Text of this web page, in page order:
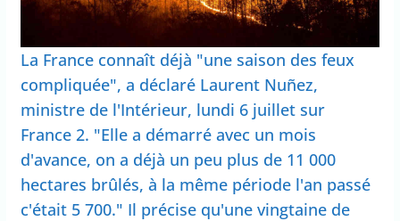
La France connaît déjà "une saison des feux
compliquée", a déclaré Laurent Nuñez,
ministre de l'Intérieur, lundi 6 juillet sur
France 2. "Elle a démarré avec un mois
d'avance, on a déjà un peu plus de 11 000
hectares brûlés, à la même période l'an passé
c'était 5 700." Il précise qu'une vingtaine de